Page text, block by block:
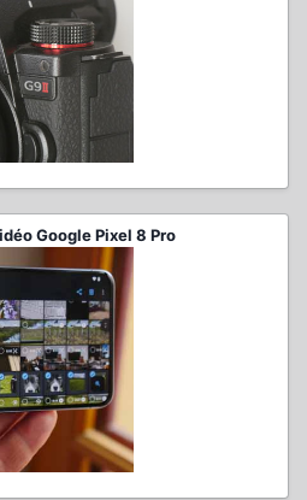
Google Pixel 8 Pro